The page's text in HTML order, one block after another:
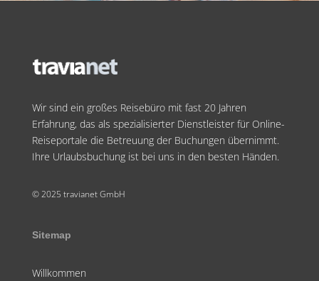
Wir sind ein großes Reisebüro mit fast 20 Jahren
Erfahrung, das als spezialisierter Dienstleister für Online-
Reiseportale die Betreuung der Buchungen übernimmt.
Ihre Urlaubsbuchung ist bei uns in den besten Händen.
© 2025 travianet GmbH
Sitemap
Willkommen